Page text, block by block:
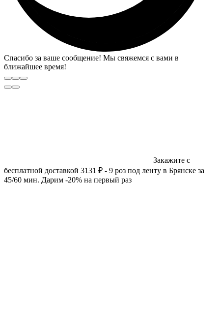
Спасибо за ваше сообщение! Мы свяжемся с вами в
ближайшее время!
Закажите с
бесплатной доставкой 3131 ₽ - 9 роз под ленту в Брянске за
45/60 мин. Дарим -20% на первый раз